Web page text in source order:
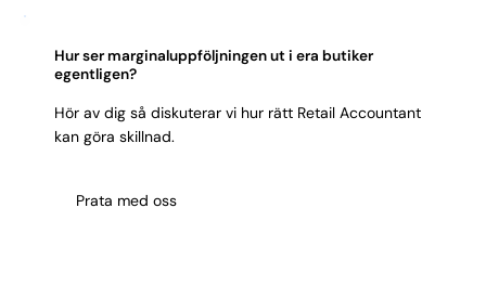
Hur ser marginaluppföljningen ut i era butiker
egentligen?
Hör av dig så diskuterar vi hur rätt Retail Accountant
kan göra skillnad.
Prata med oss